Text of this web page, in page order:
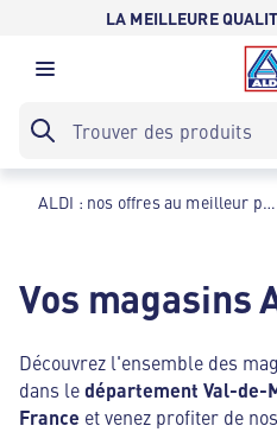
LA MEILLEURE
ALDI : nos offres au meilleur prix toute l’année !
Vos magasins
Découvrez l'ensemble des
dans ledépartement Val-de-
France et venez profiter de